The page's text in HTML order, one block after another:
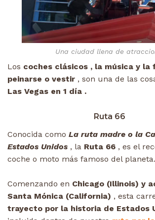
Una ciudad llena de
Los coches clásicos , la música y la
peinarse o vestir , son una de las
Las Vegas en 1 día .
Ruta 66
Conocida como La ruta madre o la
Estados Unidos , la Ruta 66 , es el
coche o moto más famoso del planeta.
Comenzando en Chicago (Illinois) y
Santa Mónica (California) , esta
trayecto por la historia de Estados